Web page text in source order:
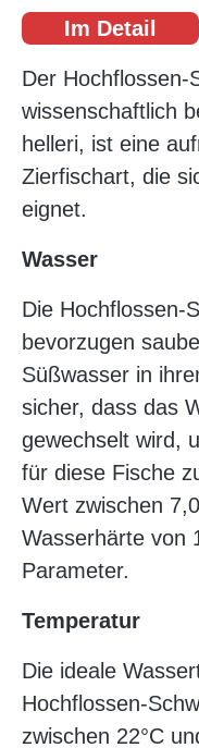
Im Detail
Der Hochflossen-
wissenschaftlich
helleri, ist eine
Zierfischart, die
eignet.
Wasser
Die Hochflossen-
bevorzugen
Süßwasser in
sicher, dass das
gewechselt wird,
für diese Fische
Wert zwischen
Wasserhärte von
Parameter.
Temperatur
Die ideale
Hochflossen-
zwischen 22°C